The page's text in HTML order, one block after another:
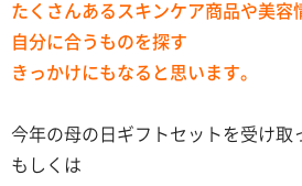
たくさんあるスキンケア商品や美容
自分に合うものを探す
きっかけにもなると思います。
今年の母の日ギフトセットを受け取
もしくは